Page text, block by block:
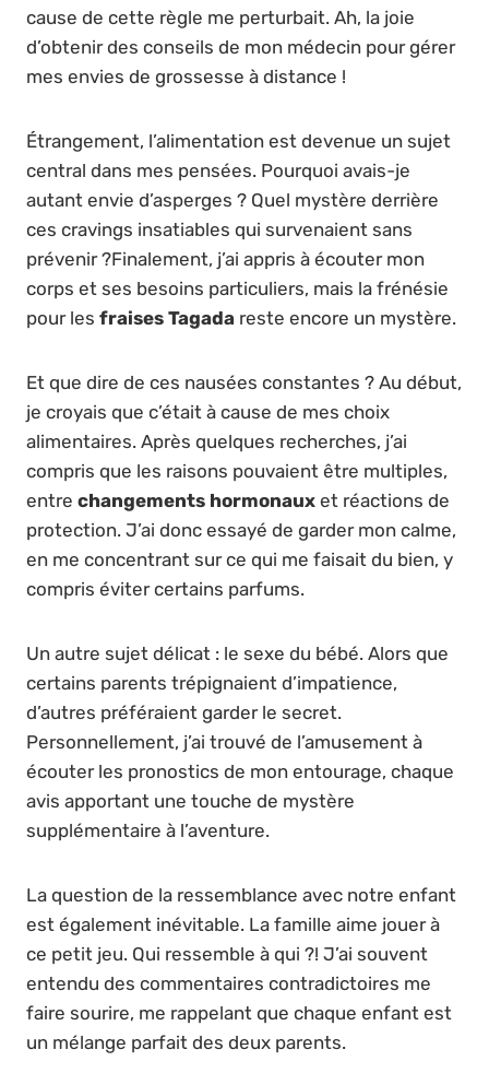
cause de cette règle me perturbait. Ah, la joie
d’obtenir des conseils de mon médecin pour gérer
mes envies de grossesse à distance !
Étrangement, l’alimentation est devenue un sujet
central dans mes pensées. Pourquoi avais-je
autant envie d’asperges ? Quel mystère derrière
ces cravings insatiables qui survenaient sans
prévenir ?Finalement, j’ai appris à écouter mon
corps et ses besoins particuliers, mais la frénésie
pour les fraises Tagada reste encore un mystère.
Et que dire de ces nausées constantes ? Au début,
je croyais que c’était à cause de mes choix
alimentaires. Après quelques recherches, j’ai
compris que les raisons pouvaient être multiples,
entre changements hormonaux et réactions de
protection. J’ai donc essayé de garder mon calme,
en me concentrant sur ce qui me faisait du bien, y
compris éviter certains parfums.
Un autre sujet délicat : le sexe du bébé. Alors que
certains parents trépignaient d’impatience,
d’autres préféraient garder le secret.
Personnellement, j’ai trouvé de l’amusement à
écouter les pronostics de mon entourage, chaque
avis apportant une touche de mystère
supplémentaire à l’aventure.
La question de la ressemblance avec notre enfant
est également inévitable. La famille aime jouer à
ce petit jeu. Qui ressemble à qui ?! J’ai souvent
entendu des commentaires contradictoires me
faire sourire, me rappelant que chaque enfant est
un mélange parfait des deux parents.